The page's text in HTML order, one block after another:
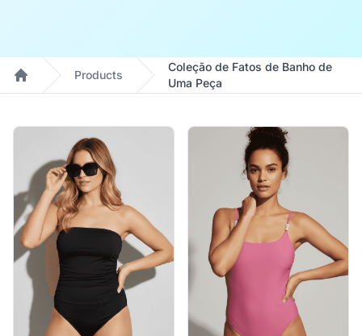
Home
Products
Coleção de Fatos de Banho de
Uma Peça
Products